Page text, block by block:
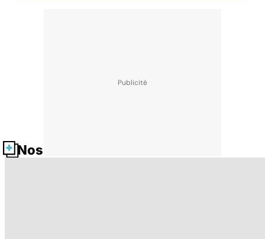
Nos fiches santé